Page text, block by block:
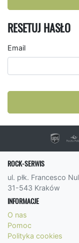
RESETUJ HASŁO
Email
ROCK-SERWIS
ul. płk. Francesco
31-543 Kraków
INFORMACJE
O nas
Pomoc
Polityka cookies